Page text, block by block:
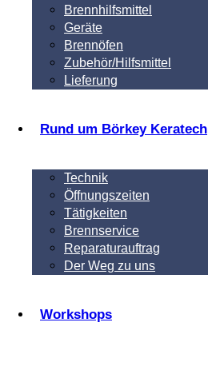
Brennhilfsmittel
Geräte
Brennöfen
Zubehör/Hilfsmittel
Lieferung
Rund um Börkey Keratech
Technik
Öffnungszeiten
Tätigkeiten
Brennservice
Reparaturauftrag
Der Weg zu uns
Workshops